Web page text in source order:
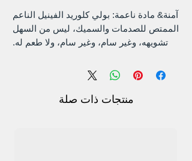
آمنة& مادة ناعمة: بولي كلوريد الفينيل الناعم
الممتص للصدمات والسميك، ليس من السهل
تشويهه، وغير سام، وغير سام، ولا طعم له.
أولاً ثم قم بلصقها عليها.
منتجات ذات صلة